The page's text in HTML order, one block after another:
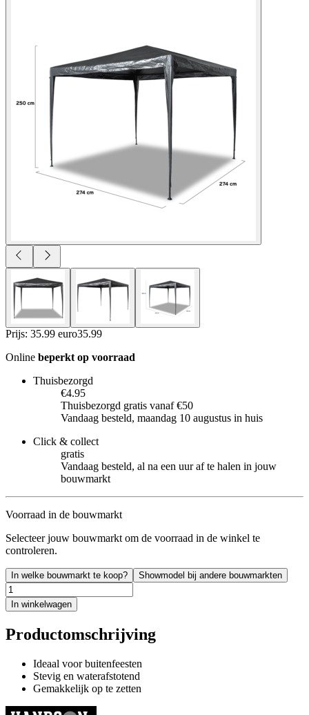
Prijs: 35.99 euro35.99
Online beperkt op voorraad
Thuisbezorgd
€4.95
Thuisbezorgd gratis vanaf €50
Vandaag besteld, maandag 10 augustus in huis
Click & collect
gratis
Vandaag besteld, al na een uur af te halen in jouw
bouwmarkt
Voorraad in de bouwmarkt
Selecteer jouw bouwmarkt om de voorraad in de winkel te
controleren.
In welke bouwmarkt te koop? Showmodel bij andere bouwmarkten
In winkelwagen
Productomschrijving
Ideaal voor buitenfeesten
Stevig en waterafstotend
Gemakkelijk op te zetten